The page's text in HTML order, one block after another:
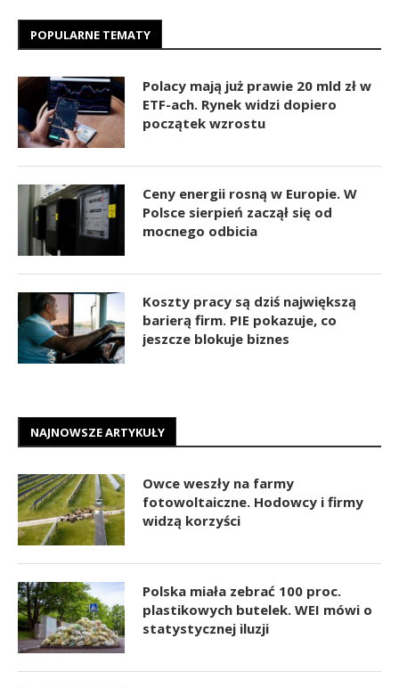
POPULARNE TEMATY
Polacy mają już prawie 20 mld zł w
ETF-ach. Rynek widzi dopiero
początek wzrostu
Ceny energii rosną w Europie. W
Polsce sierpień zaczął się od
mocnego odbicia
Koszty pracy są dziś największą
barierą firm. PIE pokazuje, co
jeszcze blokuje biznes
NAJNOWSZE ARTYKUŁY
Owce weszły na farmy
fotowoltaiczne. Hodowcy i firmy
widzą korzyści
Polska miała zebrać 100 proc.
plastikowych butelek. WEI mówi o
statystycznej iluzji